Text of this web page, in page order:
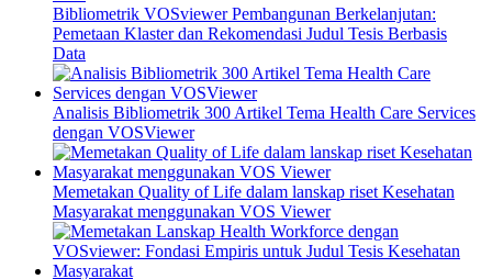
Bibliometrik VOSviewer Pembangunan Berkelanjutan:
Pemetaan Klaster dan Rekomendasi Judul Tesis Berbasis
Data
Analisis Bibliometrik 300 Artikel Tema Health Care Services
dengan VOSViewer
Memetakan Quality of Life dalam lanskap riset Kesehatan
Masyarakat menggunakan VOS Viewer